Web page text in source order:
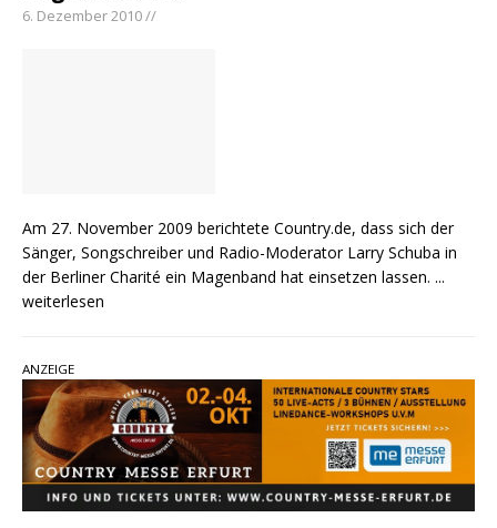
6. Dezember 2010 //
Am 27. November 2009 berichtete Country.de, dass sich der
Sänger, Songschreiber und Radio-Moderator Larry Schuba in
der Berliner Charité ein Magenband hat einsetzen lassen. ...
weiterlesen
ANZEIGE